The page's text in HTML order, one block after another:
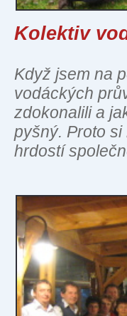
Kolektiv
Když jsem na
vodáckých
zdokonalili a
pyšný. Proto
hrdostí